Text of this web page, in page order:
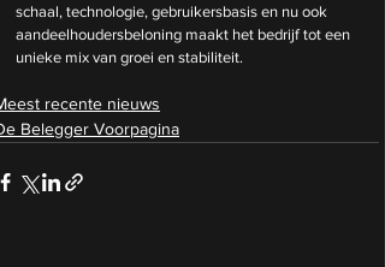
schaal, technologie, gebruikersbasis en nu ook
aandeelhoudersbeloning maakt het bedrijf tot een
unieke mix van groei en stabiliteit.
recente nieuws
Belegger Voorpagina